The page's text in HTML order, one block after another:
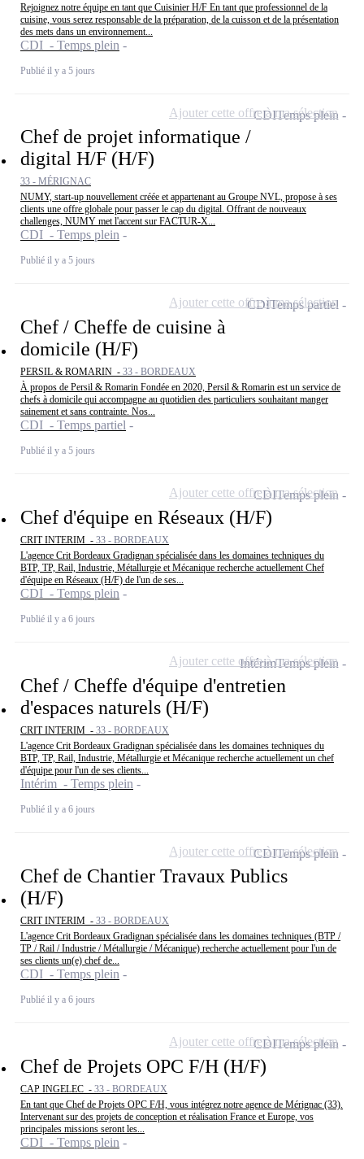
Rejoignez notre équipe en tant que Cuisinier H/F En tant que professionnel de la
cuisine, vous serez responsable de la préparation, de la cuisson et de la présentation
des mets dans un environnement...
CDI - Temps plein
Publié il y a 5 jours
Chef de projet informatique /
digital H/F (H/F)
33 - MÉRIGNAC
NUMY, start-up nouvellement créée et appartenant au Groupe NVL, propose à ses
clients une offre globale pour passer le cap du digital. Offrant de nouveaux
challenges, NUMY met l'accent sur FACTUR-X...
CDI - Temps plein
Publié il y a 5 jours
CDITemps plein
Ajouter cette offre à ma sélection
Chef / Cheffe de cuisine à
domicile (H/F)
PERSIL & ROMARIN - 33 - BORDEAUX
À propos de Persil & Romarin Fondée en 2020, Persil & Romarin est un service de
chefs à domicile qui accompagne au quotidien des particuliers souhaitant manger
sainement et sans contrainte. Nos...
CDI - Temps partiel
Publié il y a 5 jours
CDITemps partiel
Ajouter cette offre à ma sélection
Chef d'équipe en Réseaux (H/F)
CRIT INTERIM - 33 - BORDEAUX
L'agence Crit Bordeaux Gradignan spécialisée dans les domaines techniques du
BTP, TP, Rail, Industrie, Métallurgie et Mécanique recherche actuellement Chef
d'équipe en Réseaux (H/F) de l'un de ses...
CDI - Temps plein
Publié il y a 6 jours
CDITemps plein
Ajouter cette offre à ma sélection
Chef / Cheffe d'équipe d'entretien
d'espaces naturels (H/F)
CRIT INTERIM - 33 - BORDEAUX
L'agence Crit Bordeaux Gradignan spécialisée dans les domaines techniques du
BTP, TP, Rail, Industrie, Métallurgie et Mécanique recherche actuellement un chef
d'équipe pour l'un de ses clients...
Intérim - Temps plein
Publié il y a 6 jours
IntérimTemps plein
Ajouter cette offre à ma sélection
Chef de Chantier Travaux Publics
(H/F)
CRIT INTERIM - 33 - BORDEAUX
L'agence Crit Bordeaux Gradignan spécialisée dans les domaines techniques (BTP /
TP / Rail / Industrie / Métallurgie / Mécanique) recherche actuellement pour l'un de
ses clients un(e) chef de...
CDI - Temps plein
Publié il y a 6 jours
CDITemps plein
Ajouter cette offre à ma sélection
Chef de Projets OPC F/H (H/F)
CAP INGELEC - 33 - BORDEAUX
En tant que Chef de Projets OPC F/H, vous intégrez notre agence de Mérignac (33).
Intervenant sur des projets de conception et réalisation France et Europe, vos
principales missions seront les...
CDI - Temps plein
CDITemps plein
Ajouter cette offre à ma sélection